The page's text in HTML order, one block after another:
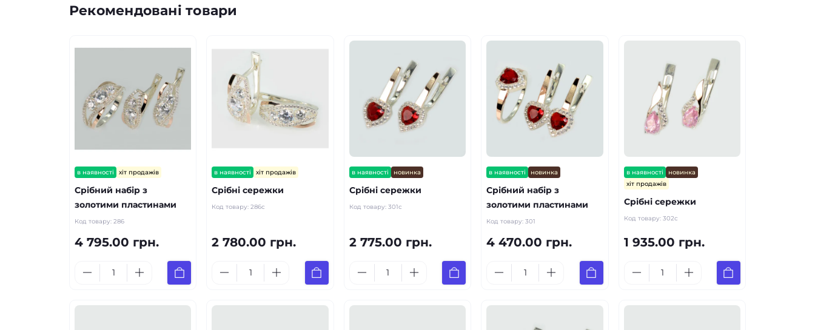
Рекомендовані товари
в наявності хіт продажів
Срібний набір з
золотими пластинами
Код товару: 286
4 795.00 грн.
в наявності хіт продажів
Срібні сережки
Код товару:286с
2 780.00 грн.
в наявності новинка
Срібні сережки
Код товару: 301с
2 775.00 грн.
в наявності новинка
Срібний набір з
золотими пластинами
Код товару:301
4 470.00 грн.
в наявності
новинка
хіт продажів
Срібні сережки
Код товару: 302с
1 935.00 грн.